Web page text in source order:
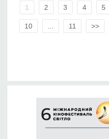
1 2 3 4 5
10 11 >>